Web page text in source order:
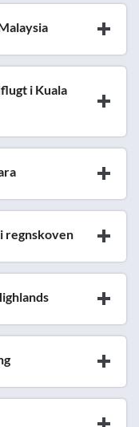
i Kuala
regnskoven